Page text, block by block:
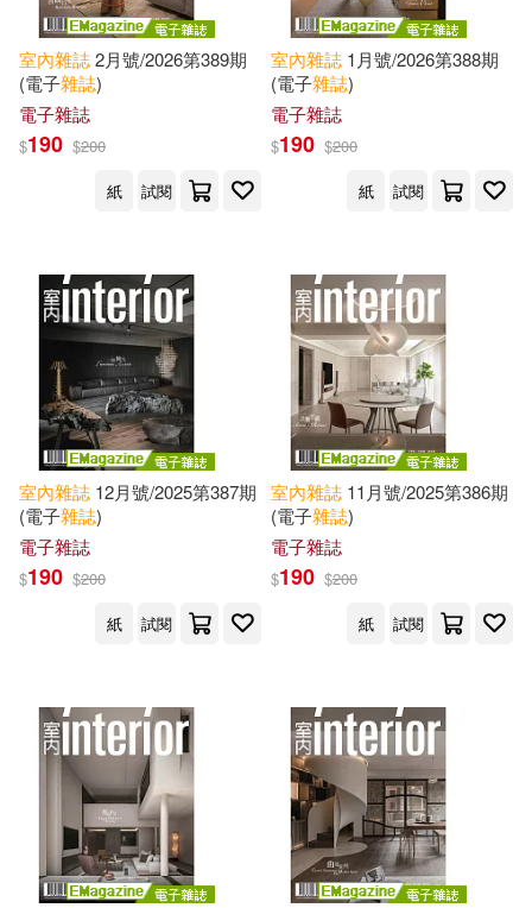
Faithfull(1) Giftnote(1)
Hang(1) IFDM雜誌社(1)
John(1) Kartah(1)
LeRoux(1)
Magazine(1) Matt(1)
Maxim(1) Nestorovski(1)
Oldham(1) Powers(1)
Preme(1)
SH美化家庭雜誌B+A企畫部(1)
Shankar(1) Stevenson(1)
Temperate(1) Thatcher(1)
Biddulph Recordings(1)
PCuSER電腦人文化(1)
Random House Inc(1)
儂儂雜誌社(1)
小魚廣告網雜誌(1)
電子書 (可複選)
適合平板閱讀(444)
現在可購買商品(471)
作者/演唱/譯/編/繪(8)
價格
範圍
室內雜誌2月號/2026第389期
(電子雜誌)
電子雜誌
$190 $200
紙
試閱
室內雜誌 1月號/2026第388期
(電子雜誌)
電子雜誌
$190 $200
紙
試閱
室內雜誌 12月號/2025第387期
(電子雜誌)
電子雜誌
$190 $200
紙
試閱
室內雜誌 11月號/2025第386期
(電子雜誌)
電子雜誌
$190 $200
紙
試閱